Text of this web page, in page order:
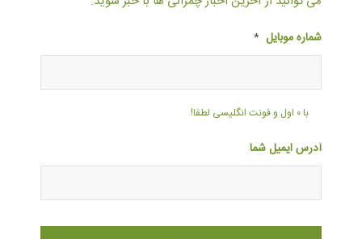
شماره موبایل *
با ۰ اول و فونت انگلیسی لطفا!
آدرس ایمیل شما